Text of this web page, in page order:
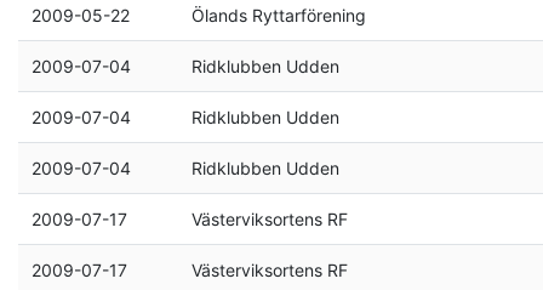
2009-05-22 Ölands Ryttarförening
2009-07-04 Ridklubben Udden
2009-07-04 Ridklubben Udden
2009-07-04 Ridklubben Udden
2009-07-17 Västerviksortens RF
2009-07-17 Västerviksortens RF